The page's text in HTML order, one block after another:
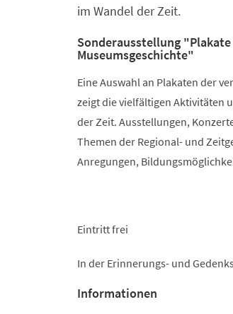
im Wandel der Zeit.
Sonderausstellung "Plakate
Museumsgeschichte"
Eine Auswahl an Plakaten der
zeigt die vielfältigen Aktivitäten
der Zeit. Ausstellungen,
Themen der Regional- und
Anregungen,
Eintritt frei
In der Erinnerungs- und
Informationen